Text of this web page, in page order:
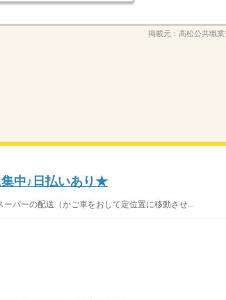
掲載元： 高松公共職
中♪日払いあり★
パーの配送（かご車をおして定位置に移動させ...